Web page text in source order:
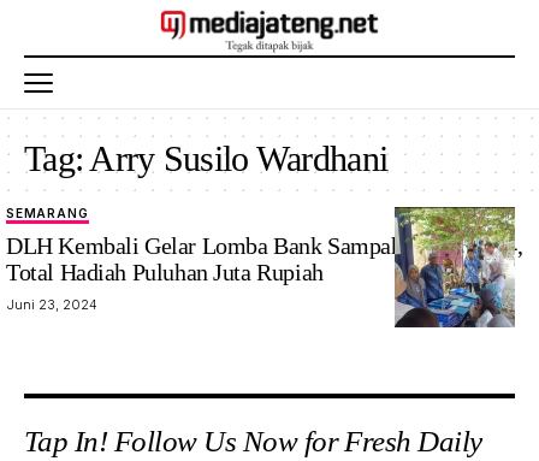
Tag: Arry Susilo Wardhani
SEMARANG
DLH Kembali Gelar Lomba Bank Sampah Tahun 2024,
Total Hadiah Puluhan Juta Rupiah
Juni 23, 2024
Tap In! Follow Us Now for Fresh Daily